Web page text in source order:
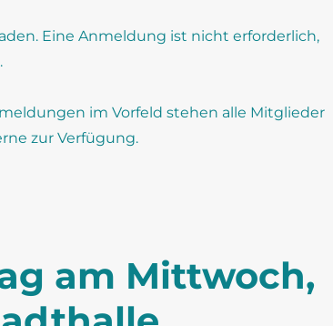
Eine Anmeldung ist nicht erforderlich,
im Vorfeld stehen alle Mitglieder
zur Verfügung.
am Mittwoch,